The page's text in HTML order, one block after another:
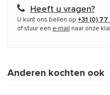
Heeft u vragen?
U kunt ons bellen op +31 (0) 77
of stuur een e-mail naar onze
Anderen kochten ook